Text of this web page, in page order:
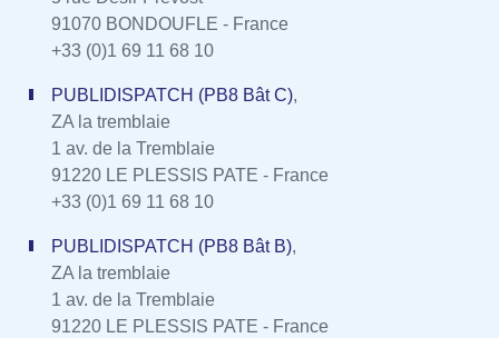
91070 BONDOUFLE - France
+33 (0)1 69 11 68 10
PUBLIDISPATCH (PB8 Bât C),
ZA la tremblaie
1 av. de la Tremblaie
91220 LE PLESSIS PATE - France
+33 (0)1 69 11 68 10
PUBLIDISPATCH (PB8 Bât B),
ZA la tremblaie
1 av. de la Tremblaie
91220 LE PLESSIS PATE - France